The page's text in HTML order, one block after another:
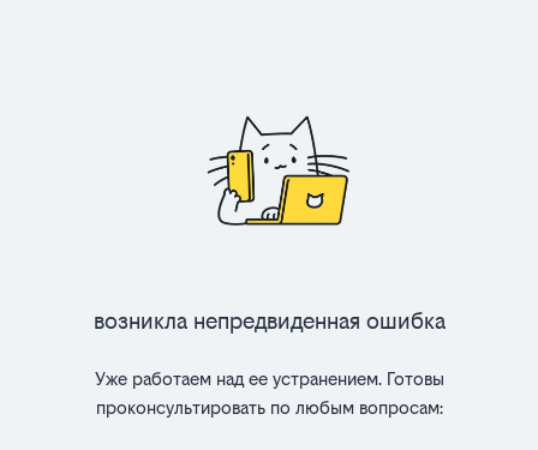
Возникла непредвиденная ошибка
Уже работаем над ее устранением. Готовы
проконсультировать по любым вопросам: